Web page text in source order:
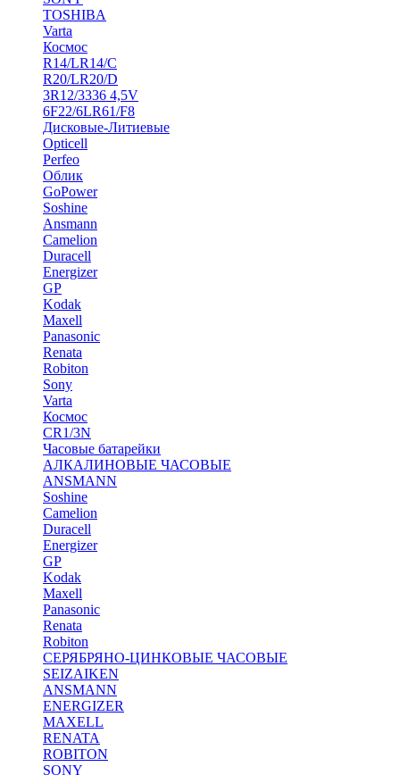
TOSHIBA
Varta
Космос
R14/LR14/C
R20/LR20/D
3R12/3336 4,5V
6F22/6LR61/F8
Дисковые-Литиевые
Opticell
Perfeo
Облик
GoPower
Soshine
Ansmann
Camelion
Duracell
Energizer
GP
Kodak
Maxell
Panasonic
Renata
Robiton
Sony
Varta
Космос
CR1/3N
Часовые батарейки
АЛКАЛИНОВЫЕ ЧАСОВЫЕ
ANSMANN
Soshine
Camelion
Duracell
Energizer
GP
Kodak
Maxell
Panasonic
Renata
Robiton
СЕРЯБРЯНО-ЦИНКОВЫЕ ЧАСОВЫЕ
SEIZAIKEN
ANSMANN
ENERGIZER
MAXELL
RENATA
ROBITON
SONY